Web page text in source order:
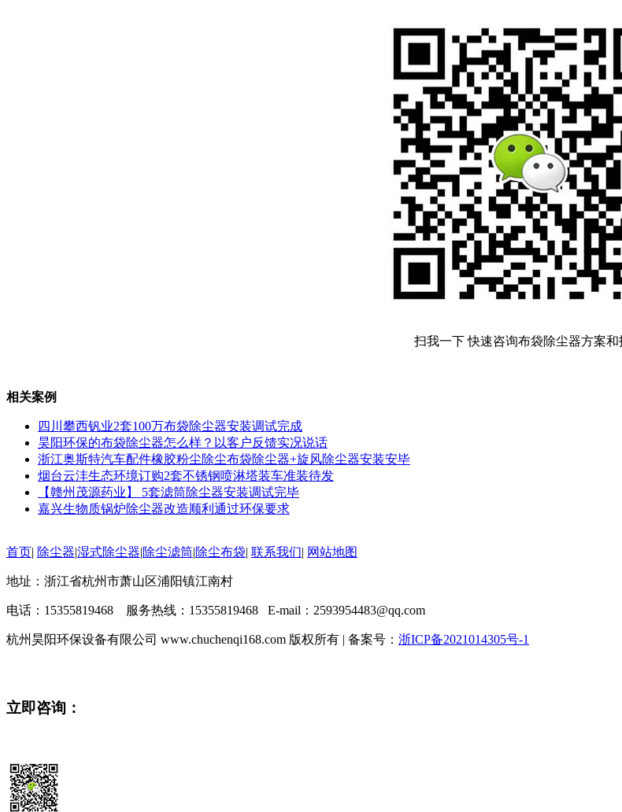
扫我一下 快速咨询布袋除尘器方案和
相关案例
四川攀西钒业2套100万布袋除尘器安装调试完成
昊阳环保的布袋除尘器怎么样？以客户反馈实况说话
浙江奥斯特汽车配件橡胶粉尘除尘布袋除尘器+旋风除尘器安装安毕
烟台云沣生态环境订购2套不锈钢喷淋塔装车准装待发
【赣州茂源药业】 5套滤筒除尘器安装调试完毕
嘉兴生物质锅炉除尘器改造顺利通过环保要求
首页| 除尘器|湿式除尘器|除尘滤筒|除尘布袋| 联系我们| 网站地图
地址：浙江省杭州市萧山区浦阳镇江南村
电话：15355819468 服务热线：15355819468 E-mail：2593954483@qq.com
杭州昊阳环保设备有限公司 www.chuchenqi168.com 版权所有 | 备案号： 浙ICP备2021014305号-1
立即咨询：